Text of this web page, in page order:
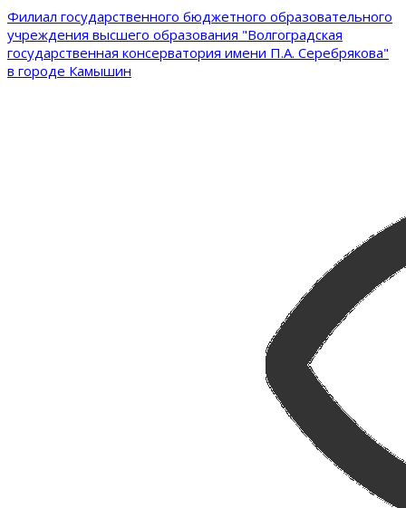
Филиал государственного бюджетного образовательного
учреждения высшего образования "Волгоградская
государственная консерватория имени П.А. Серебрякова"
в городе Камышин